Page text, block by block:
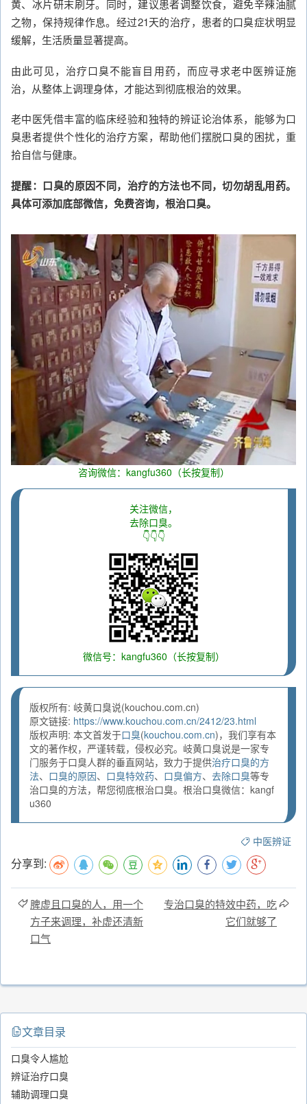
黄、冰片研末刷牙。同时，建议患者调整饮食，避免辛辣油腻
之物，保持规律作息。经过21天的治疗，患者的口臭症状明显
缓解，生活质量显著提高。
由此可见，治疗口臭不能盲目用药，而应寻求老中医辨证施
治，从整体上调理身体，才能达到彻底根治的效果。
老中医凭借丰富的临床经验和独特的辨证论治体系，能够为口
臭患者提供个性化的治疗方案，帮助他们摆脱口臭的困扰，重
拾自信与健康。
提醒：口臭的原因不同，治疗的方法也不同，切勿胡乱用药。
具体可添加底部微信，免费咨询，根治口臭。
咨询微信：kangfu360（长按复制）
关注微信，
去除口臭。
👇👇👇
微信号：kangfu360（长按复制）
版权所有: 岐黄口臭说(kouchou.com.cn)
原文链接: https://www.kouchou.com.cn/2412/23.html
版权声明: 本文首发于口臭(kouchou.com.cn)，我们享有本
文的著作权，严谨转载，侵权必究。岐黄口臭说是一家专
门服务于口臭人群的垂直网站，致力于提供治疗口臭的方
法、 口臭的原因、 口臭特效药、 口臭偏方、 去除口臭等专
治口臭的方法，帮您彻底根治口臭。根治口臭微信：kangf
u360
中医辨证
分享到:
脾虚且口臭的人，用一个
方子来调理，补虚还清新
口气
专治口臭的特效中药，吃
它们就够了
文章目录
口臭令人尴尬
辨证治疗口臭
辅助调理口臭